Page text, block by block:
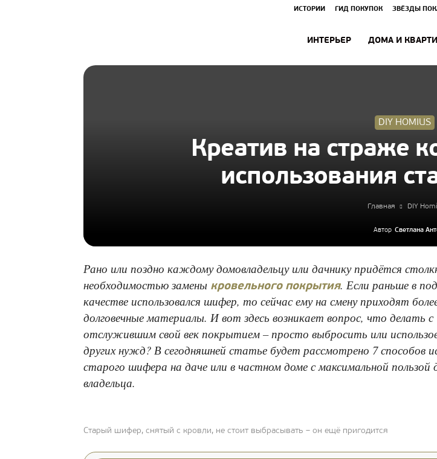
ИСТОРИИ ГИД ПОКУПОК ЗВЁЗДЫ
ИНТЕРЬЕР ДОМА И
DIY HOMIUS
Креатив на страже
использования
Главная DIY
Автор Светлана
Рано или поздно каждому домовладельцу или дачнику придётся
необходимостью замены кровельного покрытия. Если раньше в
качестве использовался шифер, то сейчас ему на смену приходят
долговечные материалы. И вот здесь возникает вопрос, что делать с
отслужившим свой век покрытием – просто выбросить или
других нужд? В сегодняшней статье будет рассмотрено 7 способов
старого шифера на даче или в частном доме с максимальной пользой
владельца.
Старый шифер, снятый с кровли, не стоит выбрасывать – он ещё пригодится